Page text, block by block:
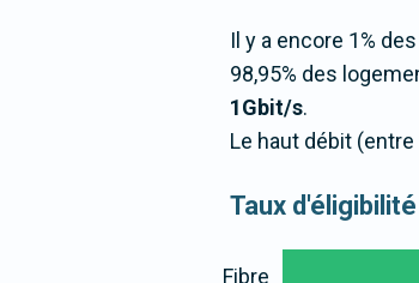
Il y a encore 1%
98,95% des
1Gbit/s.
Le haut débit
Taux
Fibre